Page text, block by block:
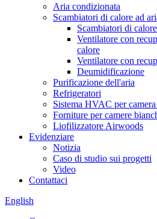
Aria condizionata
Scambiatori di calore ad
Scambiatori di calore
Ventilatore con
calore
Ventilatore con
Deumidificazione
Purificazione dell'aria
Refrigeratori
Sistema HVAC per
Forniture per camere
Liofilizzatore Airwoods
Evidenziare
Notizia
Caso di studio sui progetti
Video
Contattaci
English